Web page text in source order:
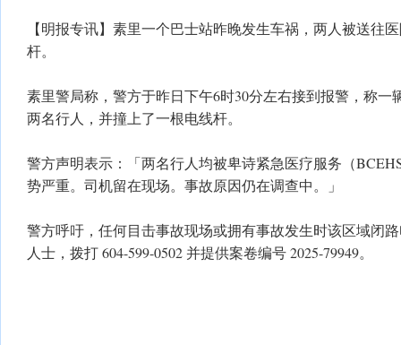
【明报专讯】素里一个巴士站昨晚发生车祸，两人被送往
杆。
素里警局称，警方于昨日下午6时30分左右接到报警，称一
两名行人，并撞上了一根电线杆。
警方声明表示：「两名行人均被卑诗紧急医疗服务（
势严重。司机留在现场。事故原因仍在调查中。」
警方呼吁，任何目击事故现场或拥有事故发生时该区域闭
人士，拨打 604-599-0502 并提供案卷编号 2025-79949。